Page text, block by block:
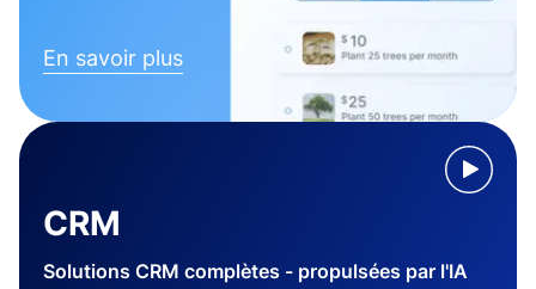
En savoir plus
CRM
Solutions CRM complètes - propulsées par l'IA